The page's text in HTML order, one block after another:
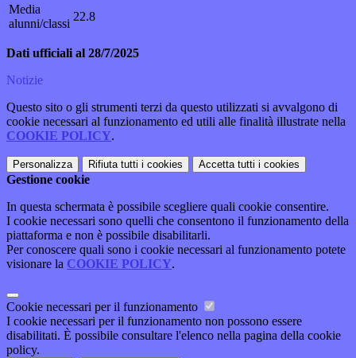
Media
alunni/classi
22.8
Dati ufficiali al 28/7/2025
Notizie
Questo sito o gli strumenti terzi da questo utilizzati si avvalgono di
cookie necessari al funzionamento ed utili alle finalità illustrate nella
COOKIE POLICY.
Personalizza Rifiuta tutti i cookies Accetta tutti i cookies
Gestione cookie
In questa schermata è possibile scegliere quali cookie consentire.
I cookie necessari sono quelli che consentono il funzionamento della
piattaforma e non è possibile disabilitarli.
Per conoscere quali sono i cookie necessari al funzionamento potete
visionare la COOKIE POLICY.
Cookie necessari per il funzionamento
I cookie necessari per il funzionamento non possono essere
disabilitati. È possibile consultare l'elenco nella pagina della cookie
policy.